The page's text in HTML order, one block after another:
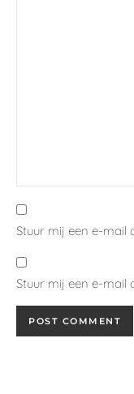
Stuur mij een e-mail
Stuur mij een e-mail